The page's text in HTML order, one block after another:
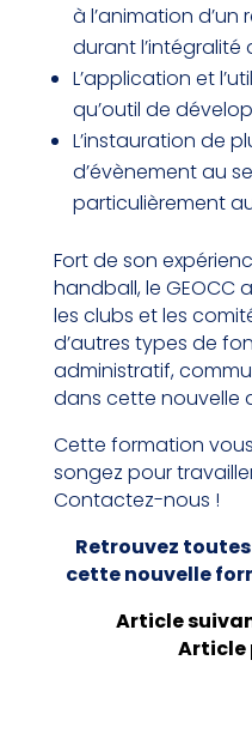
à l’animation
durant l’intégralité
L’application et
qu’outil de
L’instauration de
d’évènement au
particulièrement
Fort de son
handball, le
les clubs et les
d’autres types de
administratif,
dans cette nouvelle
Cette formation
songez pour
Contactez-nous !
Retrouvez
cette nouvelle
Article
Article